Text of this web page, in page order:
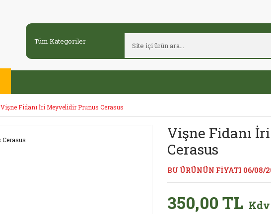
Vişne Fidanı İri Meyvelidir Prunus Cerasus
Vişne Fidanı
Cerasus
BU ÜRÜNÜN FİYATI 06/08/
350,00 TL